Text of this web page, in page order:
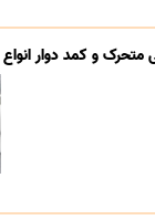
متحرک و کمد دوار